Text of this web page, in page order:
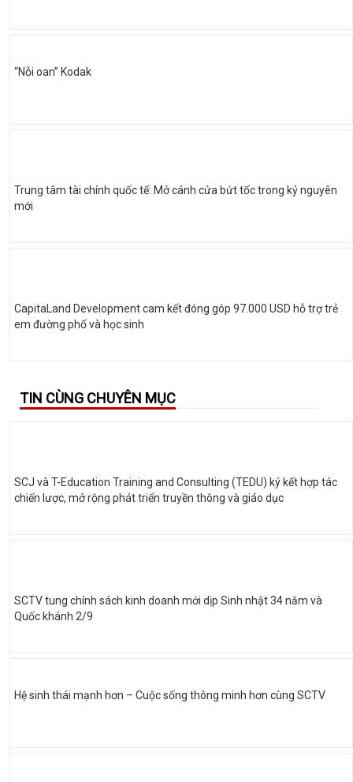
“Nỗi oan” Kodak
Trung tâm tài chính quốc tế: Mở cánh cửa bứt tốc trong kỷ nguyên
mới
CapitaLand Development cam kết đóng góp 97.000 USD hỗ trợ trẻ
em đường phố và học sinh
TIN CÙNG CHUYÊN MỤC
SCJ và T-Education Training and Consulting (TEDU) ký kết hợp tác
chiến lược, mở rộng phát triển truyền thông và giáo dục
SCTV tung chính sách kinh doanh mới dịp Sinh nhật 34 năm và
Quốc khánh 2/9
Hệ sinh thái mạnh hơn – Cuộc sống thông minh hơn cùng SCTV